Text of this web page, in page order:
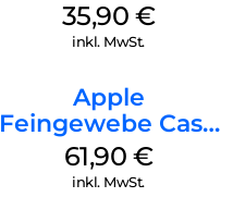
MagSafe
Transparent
35,90 €
inkl. MwSt.
Apple
Feingewebe Case
iPhone 15 Pro
MagSafe Schwarz
61,90 €
inkl. MwSt.